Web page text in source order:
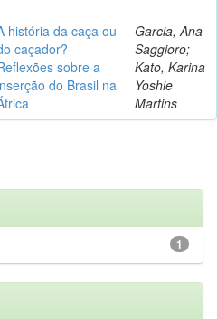
história da caça ou
caçador?
sobre a
do Brasil na
Garcia, Ana
Saggioro;
Kato, Karina
Yoshie
Martins
1